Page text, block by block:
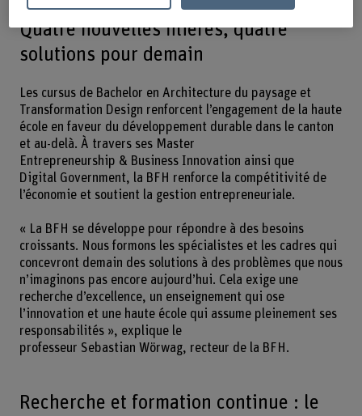
Quatre nouvelles filières, quatre
solutions pour demain
Les cursus de Bachelor en Architecture du paysage et
Transformation Design renforcent l’engagement de la haute
école en faveur du développement durable dans le canton
et au-delà. À travers ses Master
Entrepreneurship & Business Innovation ainsi que
Digital Government, la BFH renforce la compétitivité de
l’économie et soutient la gestion entrepreneuriale.
« La BFH se développe pour répondre à des besoins
croissants. Nous formons les spécialistes et les cadres qui
concevront demain des solutions à des problèmes que nous
n’imaginons pas encore aujourd’hui. Cela exige une
recherche d’excellence, un enseignement qui ose
l’innovation et une haute école qui assume pleinement ses
responsabilités », explique le
professeur Sebastian Wörwag, recteur de la BFH.
Recherche et formation continue : le